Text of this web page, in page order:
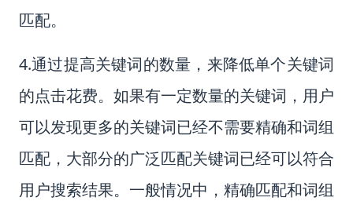
匹配。
4.通过提高关键词的数量，来降低单个关键词
的点击花费。如果有一定数量的关键词，用户
可以发现更多的关键词已经不需要精确和词组
匹配，大部分的广泛匹配关键词已经可以符合
用户搜索结果。一般情况中，精确匹配和词组